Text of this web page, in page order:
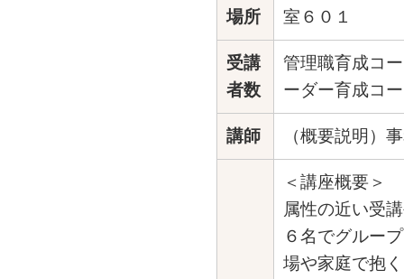
場所
室６０１
受講
者数
管理職育成コ
ーダー育成コ
講師 （概要説明）
＜講座概要＞
属性の近い受
６名でグルー
場や家庭で抱